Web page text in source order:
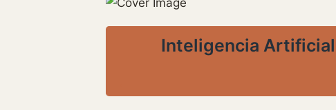
Inteligencia Artificial